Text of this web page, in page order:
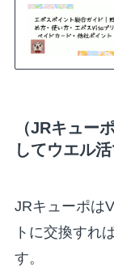
（JRキュー
してウエル
JRキューポは
トに交換すれ
す。